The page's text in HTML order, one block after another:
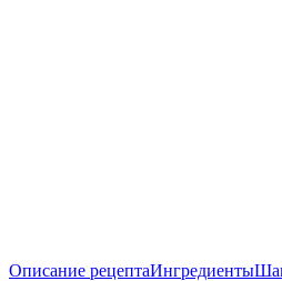
Описание рецептаИнгредиенты